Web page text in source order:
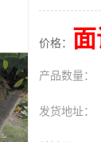
价格：
产品数量：
发货地址：